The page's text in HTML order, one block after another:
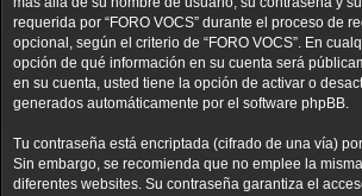
requerida por “FORO VOCS” durante el proceso de
opcional, según el criterio de “FORO VOCS”. En
opción de qué información en su cuenta será
en su cuenta, usted tiene la opción de activar o
generados automáticamente por el software phpBB.
Tu contraseña está encriptada (cifrado de una vía)
Sin embargo, se recomienda que no emplee la
diferentes websites. Su contraseña garantiza el